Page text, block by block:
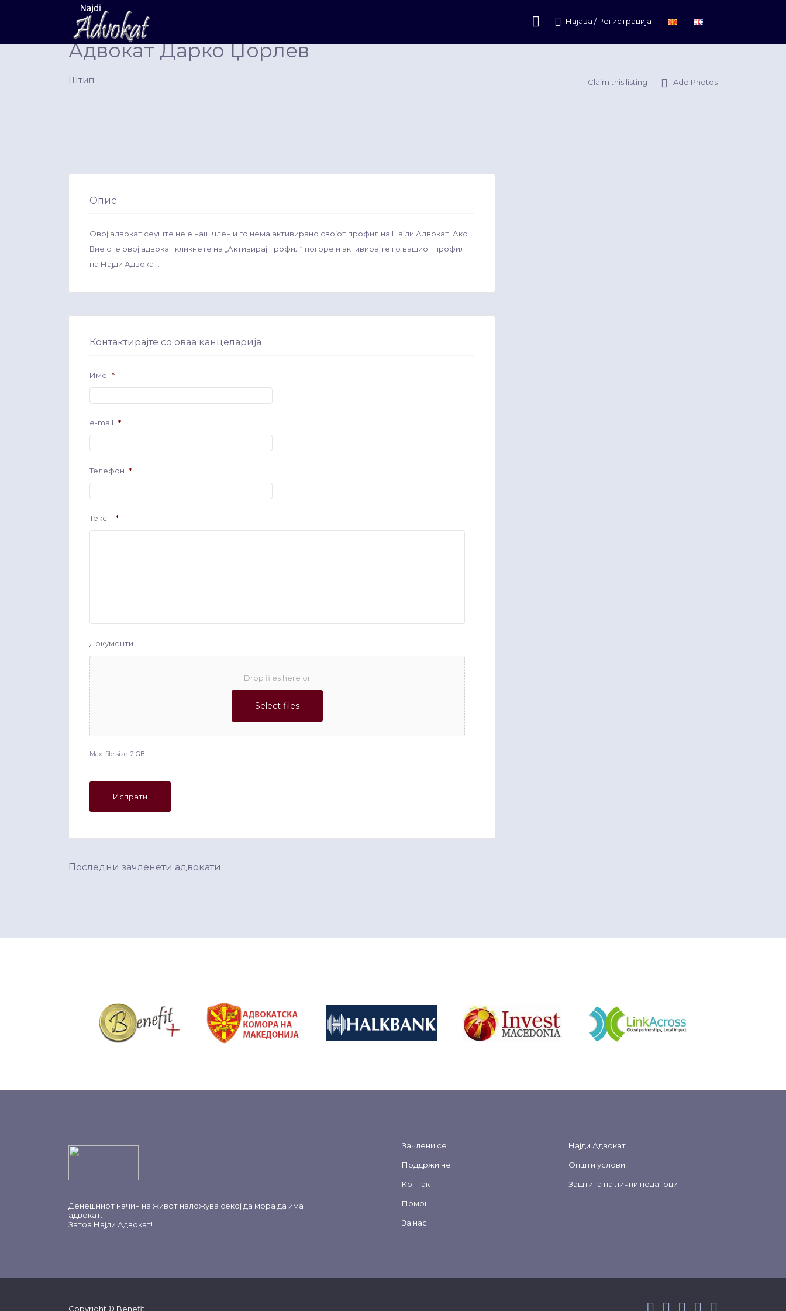
Најава / Регистрација
Search
for:
Адвокат Дарко Џорлев
Штип Claim this listing Add Photos
Опис
Овој адвокат сеуште не е наш член и го нема активирано својот профил на Најди Адвокат. Ако
Вие сте овој адвокат кликнете на „Активирај профил“ погоре и активирајте го вашиот профил
на Најди Адвокат.
Контактирајте со оваа канцеларија
Име *
e-mail *
Телефон *
Текст *
Документи
Drop files here or
Select files
Max. file size: 2 GB.
Последни зачленети адвокати
Денешниот начин на живот наложува секој да мора да има
адвокат.
Затоа Најди Адвокат!
Зачлени се
Поддржи не
Контакт
Помош
За нас
Најди Адвокат
Општи услови
Заштита на лични податоци
Copyright © Benefit+